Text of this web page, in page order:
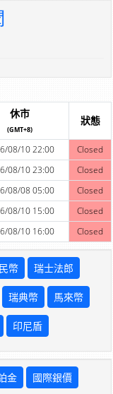
休市
(GMT+8)
狀態
08/10 22:00
Closed
08/10 23:00
Closed
08/08 05:00
Closed
08/10 15:00
Closed
08/10 16:00 Closed
幣 瑞士法郎
瑞典幣 馬來幣
印尼盾
金 國際銀價